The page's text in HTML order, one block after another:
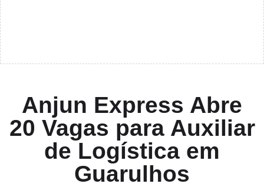
Anjun Express Abre
20 Vagas para Auxiliar
de Logística em
Guarulhos